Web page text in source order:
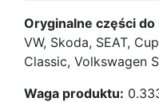
Oryginalne części
VW, Skoda, SEAT,
Classic, Volkswagen
Waga produktu: